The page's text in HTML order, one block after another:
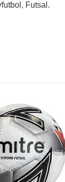
Futsal.